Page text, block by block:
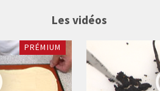
Les vidéos
PRÉMIUM